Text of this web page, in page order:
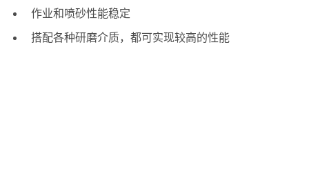
作业和喷砂性能稳定
搭配各种研磨介质，都可实现较高的性能